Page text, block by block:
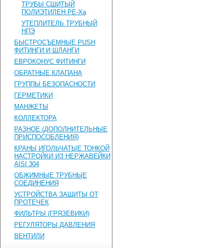
ТРУБЫ СШИТЫЙ
ПОЛИЭТИЛЕН PE-Xa
УТЕПЛИТЕЛЬ ТРУБНЫЙ
НПЭ
БЫСТРОСЪЕМНЫЕ PUSH
ФИТИНГИ И ШЛАНГИ
ЕВРОКОНУС ФИТИНГИ
ОБРАТНЫЕ КЛАПАНА
ГРУППЫ БЕЗОПАСНОСТИ
ГЕРМЕТИКИ
МАНЖЕТЫ
КОЛЛЕКТОРА
РАЗНОЕ (ДОПОЛНИТЕЛЬНЫЕ
ПРИСПОСОБЛЕНИЯ)
КРАНЫ ИГОЛЬЧАТЫЕ ТОНКОЙ
НАСТРОЙКИ ИЗ НЕРЖАВЕЙКИ
AISI 304
ОБЖИМНЫЕ ТРУБНЫЕ
СОЕДИНЕНИЯ
УСТРОЙСТВА ЗАЩИТЫ ОТ
ПРОТЕЧЕК
ФИЛЬТРЫ (ГРЯЗЕВИКИ)
РЕГУЛЯТОРЫ ДАВЛЕНИЯ
ВЕНТИЛИ